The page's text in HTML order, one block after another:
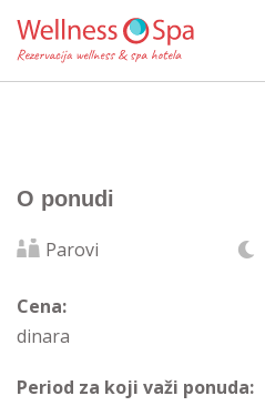
O ponudi
Parovi
Cena:
dinara
Period za koji važi ponuda: